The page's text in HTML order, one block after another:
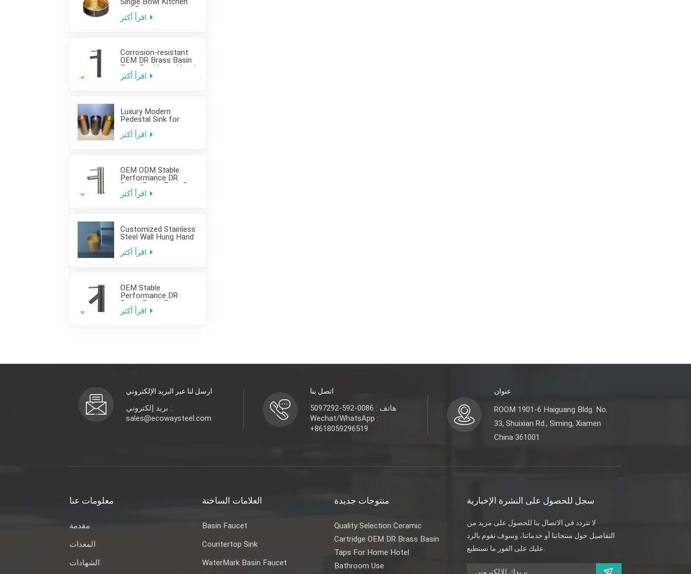
and Bathroom
Countertop Sink
Corrosion-resistant
OEM DR Brass Basin
Taps For Home Hotel
Project Use
Luxury Modern
Pedestal Sink for
OEM ODM Stable
Performance DR
Brass Basin Taps For
Home Hotel Project
Customized Stainless
Steel Wall Hung Hand
Bathroom
OEM Stable
Performance DR
Brass Basin Faucet
For Home Hotel Grade
ارسل لنا عبر البريد الإلكتروني
بريد إلكتروني :
sales@ecowaysteel.com
اتصل بنا
هاتف : 0086-592-5097292
Wechat/WhatsApp :
+8618059296519
عنوان
ROOM 1901-6 Haiguang Bldg. No.
33, Shuixian Rd., Siming, Xiamen
China 361001
معلومات عنا
مقدمة
المعدات
الشهادات
العلامات الساخنة
Basin Faucet
Countertop Sink
WaterMark Basin Faucet
منتوجات جديدة
Quality Selection Ceramic
Cartridge OEM DR Brass Basin
Taps For Home Hotel
Bathroom Use
سجل للحصول على النشرة الإخبارية
لا تتردد في الاتصال بنا للحصول على مزيد من
التفاصيل حول منتجاتنا أو خدماتنا، وسوف نقوم بالرد